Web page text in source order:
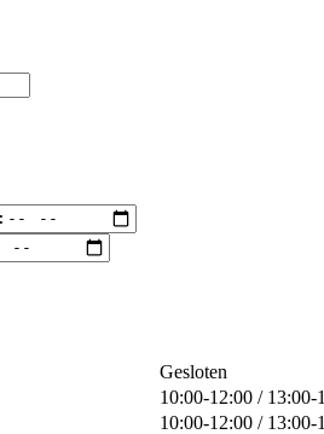
Gesloten
10:00-12:00 / 13:00-
10:00-12:00 / 13:00-